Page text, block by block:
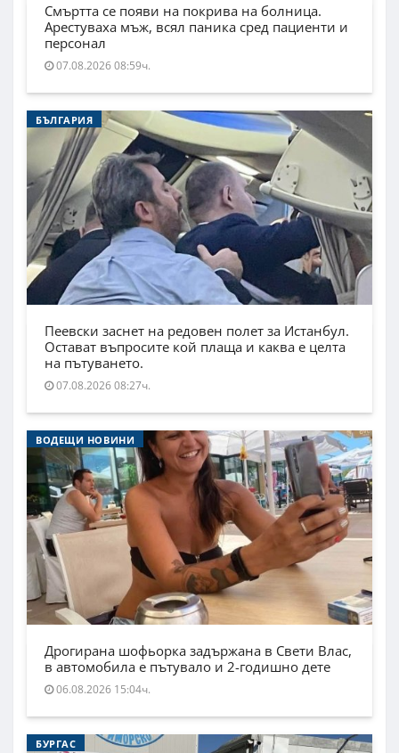
Смъртта се появи на покрива на болница.
Арестуваха мъж, всял паника сред пациенти и
персонал
07.08.2026 08:59ч.
БЪЛГАРИЯ
Пеевски заснет на редовен полет за Истанбул.
Остават въпросите кой плаща и каква е целта
на пътуването.
07.08.2026 08:27ч.
ВОДЕЩИ НОВИНИ
Дрогирана шофьорка задържана в Свети Влас,
в автомобила е пътувало и 2-годишно дете
06.08.2026 15:04ч.
БУРГАС